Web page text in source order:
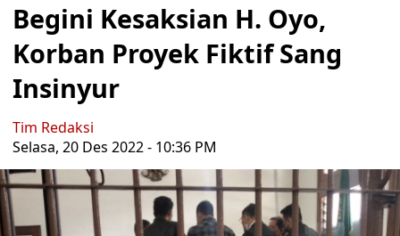
Begini Kesaksian H. Oyo,
Korban Proyek Fiktif Sang
Insinyur
Tim Redaksi
Selasa, 20 Des 2022 - 10:36 PM